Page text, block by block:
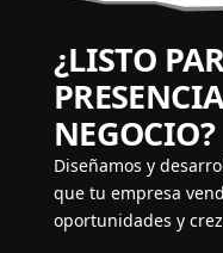
¿LISTO
NEGOCIO?
Diseñamos y
que tu empresa
oportunidades y